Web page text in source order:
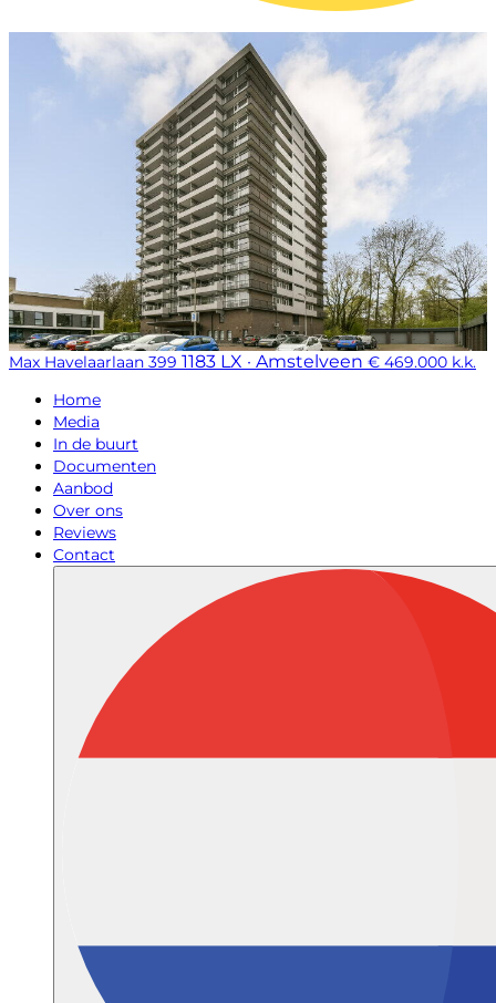
Max Havelaarlaan 399 1183 LX · Amstelveen € 469.000 k.k.
Home
Media
In de buurt
Documenten
Aanbod
Over ons
Reviews
Contact